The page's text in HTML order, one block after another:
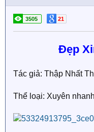
3505 21
Đẹp
Tác giả: Thập Nhất
Thể loại: Xuyên